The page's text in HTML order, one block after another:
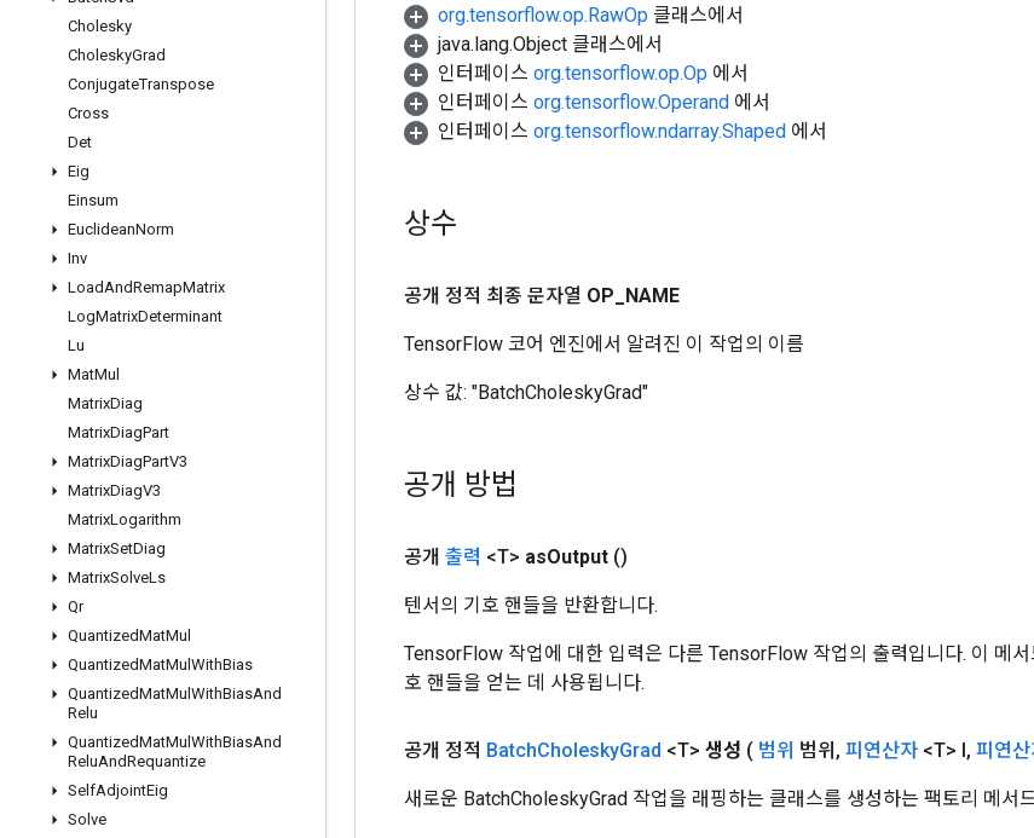
Cholesky
CholeskyGrad
ConjugateTranspose
Cross
Det
Eig
Einsum
EuclideanNorm
Inv
LoadAndRemapMatrix
LogMatrixDeterminant
Lu
MatMul
MatrixDiag
MatrixDiagPart
MatrixDiagPartV3
MatrixDiagV3
MatrixLogarithm
MatrixSetDiag
MatrixSolveLs
Qr
QuantizedMatMul
QuantizedMatMul WithBias
QuantizedMatMul WithBiasAnd
Relu
QuantizedMatMul WithBiasAnd
ReluAndRequantize
SelfAdjointEig
Solve
org.tensorflow.op.RawOp 클래스에서
java.lang.Object 클래스에서
인터페이스 org.tensorflow.op.Op 에서
인터페이스 org.tensorflow.Operand 에서
인터페이스 org.tensorflow.ndarray.Shaped 에서
상수
공개 정적 최종 문자열 OP NAME
TensorFlow 코어 엔진에서 알려진 이 작업의 이름
상수 값: "BatchCholeskyGrad"
공개 방법
공개 출력 <T> asOutput ()
텐서의 기호 핸들을 반환합니다.
TensorFlow 작업에 대한 입력은 다른 TensorFlow 작업의 출력입니다. 이 메서
호 핸들을 얻는 데 사용됩니다.
공개 정적 BatchCholeskyGrad <T> 생성 ( 범위 범위 , 피연산자 <T> l, 피연
새로운 BatchCholeskyGrad 작업을 래핑하는 클래스를 생성하는 팩토리 메서